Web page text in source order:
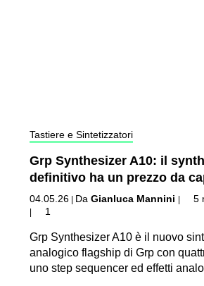
Tastiere e Sintetizzatori
Grp Synthesizer A10: il
definitivo ha un prezzo da
04.05.26 DaGianluca Mannini 5
1
Grp Synthesizer A10 è il nuovo
analogico flagship di Grp con
uno step sequencer ed effetti